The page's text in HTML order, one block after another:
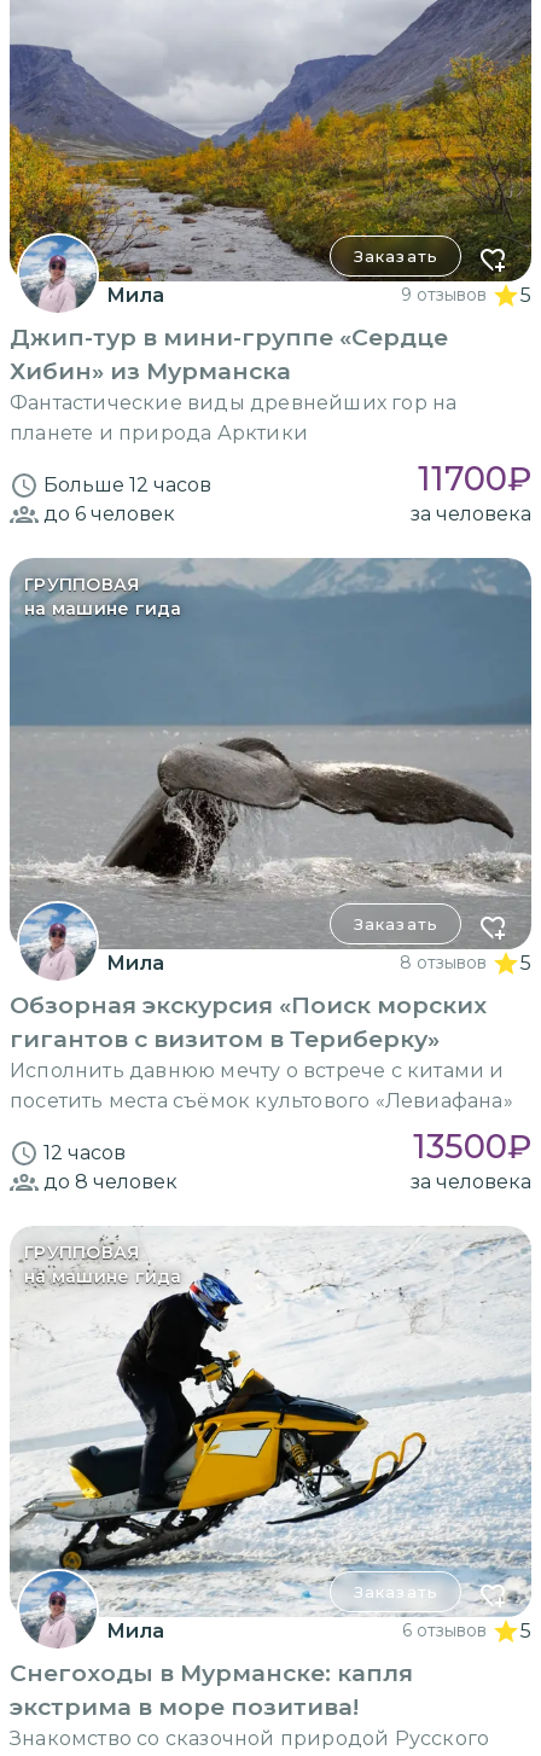
Заказать
Мила 9 отзывов 5
Джип-тур в мини-группе «Сердце
Хибин» из Мурманска
Фантастические виды древнейших гор на
планете и природа Арктики
Больше 12 часов 11700₽
до 6 человек за человека
ГРУППОВАЯ
на машине гида
Заказать
Мила 8 отзывов 5
Обзорная экскурсия «Поиск морских
гигантов с визитом в Териберку»
Исполнить давнюю мечту о встрече с китами и
посетить места съёмок культового «Левиафана»
12 часов 13500₽
до 8 человек за человека
ГРУППОВАЯ
на машине гида
Заказать
Мила 6 отзывов 5
Снегоходы в Мурманске: капля
экстрима в море позитива!
Знакомство со сказочной природой Русского